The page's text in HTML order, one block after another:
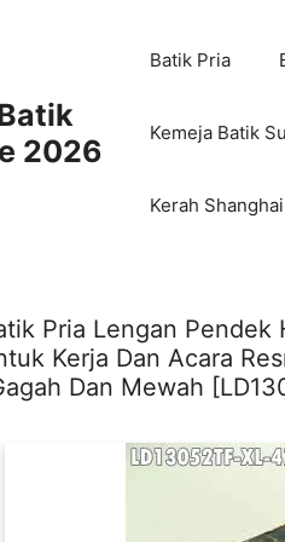
2026
Batik Pria
Kemeja Batik
Kerah Shanghai
Pria Lengan
Kerja Dan Acara
Dan Mewah